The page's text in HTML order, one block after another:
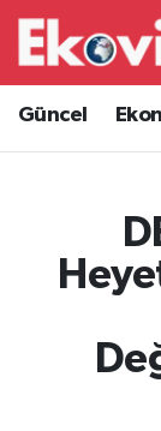
Güncel
Güncel
Ekonomi
Borsa
İş Dünyası
Hava
Trafik
Süper
Tüm
Son
Haber